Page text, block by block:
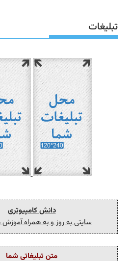
تبلیغات
دانش کامپیوتری
سایتی به روز و به همراه
متن تبلیغاتی شما